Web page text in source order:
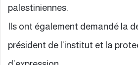
palestiniennes.
Ils ont également demandé la
président de l’institut et la